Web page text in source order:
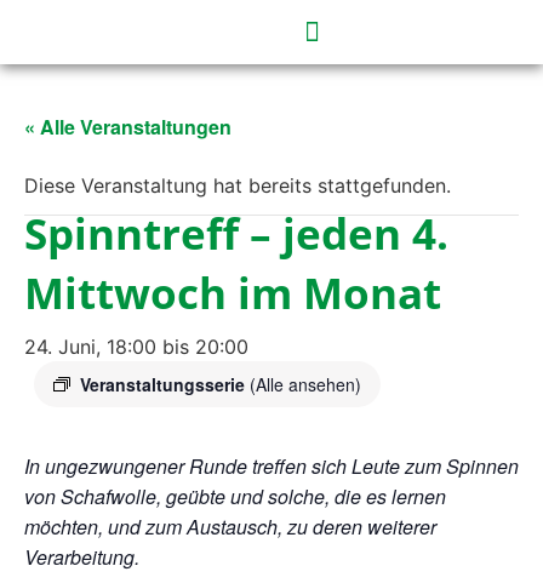
« Alle Veranstaltungen
Diese Veranstaltung hat bereits stattgefunden.
Spinntreff – jeden 4.
Mittwoch im Monat
24. Juni, 18:00 bis 20:00
Veranstaltungsserie (Alle ansehen)
In ungezwungener Runde treffen sich Leute zum Spinnen
von Schafwolle, geübte und solche, die es lernen
möchten, und zum Austausch,zu deren weiterer
Verarbeitung.